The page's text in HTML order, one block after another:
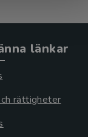
länkar
rättigheter